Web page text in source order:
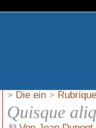
> Die ein >
Quisque